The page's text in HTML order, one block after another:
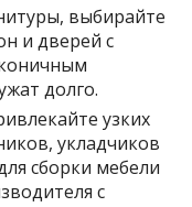
выбирайте
и дверей с
долго.
узких
укладчиков
сборки мебели
с